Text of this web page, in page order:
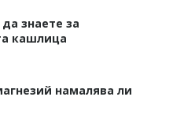
знаете за
кашлица
намалява ли